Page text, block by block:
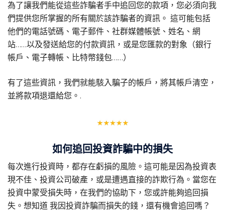
為了讓我們能從這些詐騙者手中追回您的款項，您必須向我
們提供您所掌握的所有關於該詐騙者的資訊。 這可能包括
他們的電話號碼、電子郵件、社群媒體帳號、姓名、網
站……以及發送給您的付款資訊，或是您匯款的對象（銀行
帳戶、電子轉帳、比特幣錢包……）
有了這些資訊，我們就能駭入騙子的帳戶，將其帳戶清空，
並將款項退還給您。.
如何追回投資詐騙中的損失
每次進行投資時，都存在虧損的風險。這可能是因為投資表
現不佳、投資公司破產，或是遭遇直接的詐欺行為。當您在
投資中蒙受損失時，在我們的協助下，您或許能夠追回損
失。想知道 我因投資詐騙而損失的錢，還有機會追回嗎？